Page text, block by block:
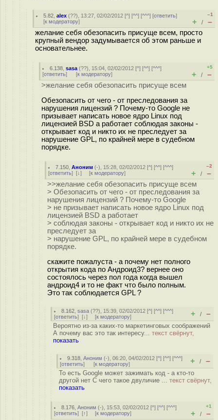
5.82 ,alex (??), 13:27, 02/02/2012 [^] [^^] [^^^] [ответить]
[к модератору]
–1
+ / –
желание себя обезопасить присуще всем, просто
крупный вендор задумывается об этом раньше и
основательнее.
6.138 ,sasa (??), 15:04, 02/02/2012 [^] [^^] [^^^]
[ответить] [к модератору]
+5
+ / –
>желание себя обезопасить присуще всем
Обезопасить от чего - от преследования за
нарушения лицензий ? Почему-то Google не
призывает написать новое ядро Linux под
лицензией BSD а работает соблюдая законы -
открывает код и никто их не преследует за
нарушение GPL, по крайней мере в судебном
порядке.
7.150 ,Аноним (-), 15:28, 02/02/2012 [^] [^^] [^^^]
[ответить] [↓] [к модератору]
–2
+ / –
>>желание себя обезопасить присуще всем
> Обезопасить от чего - от преследования за
нарушения лицензий ? Почему-то Google
> не призывает написать новое ядро Linux под
лицензией BSD а работает
> соблюдая законы - открывает код и никто их не
преследует за
> нарушение GPL, по крайней мере в судебном
порядке.
скажите пожалуста - а почему нет полного
открытия кода по Андроид3? вернее оно
состоялось через пол года когда вышел
андроид4 и то не факт что было полным.
Это так соблюдается GPL ?
8.162 ,sasa (??), 15:39, 02/02/2012 [^] [^^] [^^^]
[ответить] [↓] [к модератору] + / –
Вероятно из-за каких-то маркетинговых соображений
А почему вас это так интересу... текст свёрнут,
показать
9.318 ,Аноним (-), 06:20, 04/02/2012 [^] [^^] [^^^]
[ответить] [к модератору] + / –
То есть Google может зажимать код - а кто-то
другой нет С чего такое двуличие ... текст свёрнут,
показать
8.176 ,Аноним (-), 15:53, 02/02/2012 [^] [^^] [^^^]
[ответить] [↑] [к модератору]
+1
+ / –